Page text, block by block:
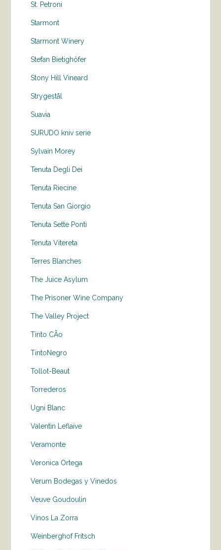
St. Petroni
Starmont
Starmont Winery
Stefan Bietighöfer
Stony Hill Vineard
Strygestål
Suavia
SURUDO kniv serie
Sylvain Morey
Tenuta Degli Dei
Tenuta Riecine
Tenuta San Giorgio
Tenuta Sette Ponti
Tenuta Vitereta
Terres Blanches
The Juice Asylum
The Prisoner Wine Company
The Valley Project
Tinto CÃo
TintoNegro
Tollot-Beaut
Torrederos
Ugni Blanc
Valentin Leflaive
Veramonte
Veronica Ortega
Verum Bodegas y Vinedos
Veuve Goudoulin
Vinos La Zorra
Weinberghof Fritsch